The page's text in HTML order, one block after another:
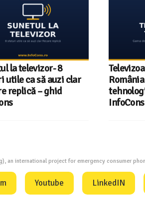
la televizor- 8
utile ca să auzi clar
replică – ghid
InfoCons
an international project for emergency consumer
Youtube LinkedIN